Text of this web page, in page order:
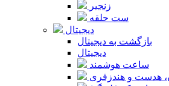
زنجیر
ست حلقه
دیجیتال
بازگشت به دیجیتال
دیجیتال
ساعت هوشمند
هدست و هندزفری